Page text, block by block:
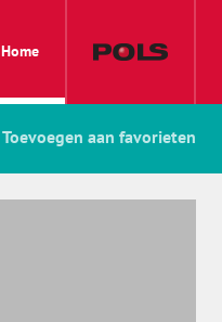
Home
Toevoegen aan favorieten